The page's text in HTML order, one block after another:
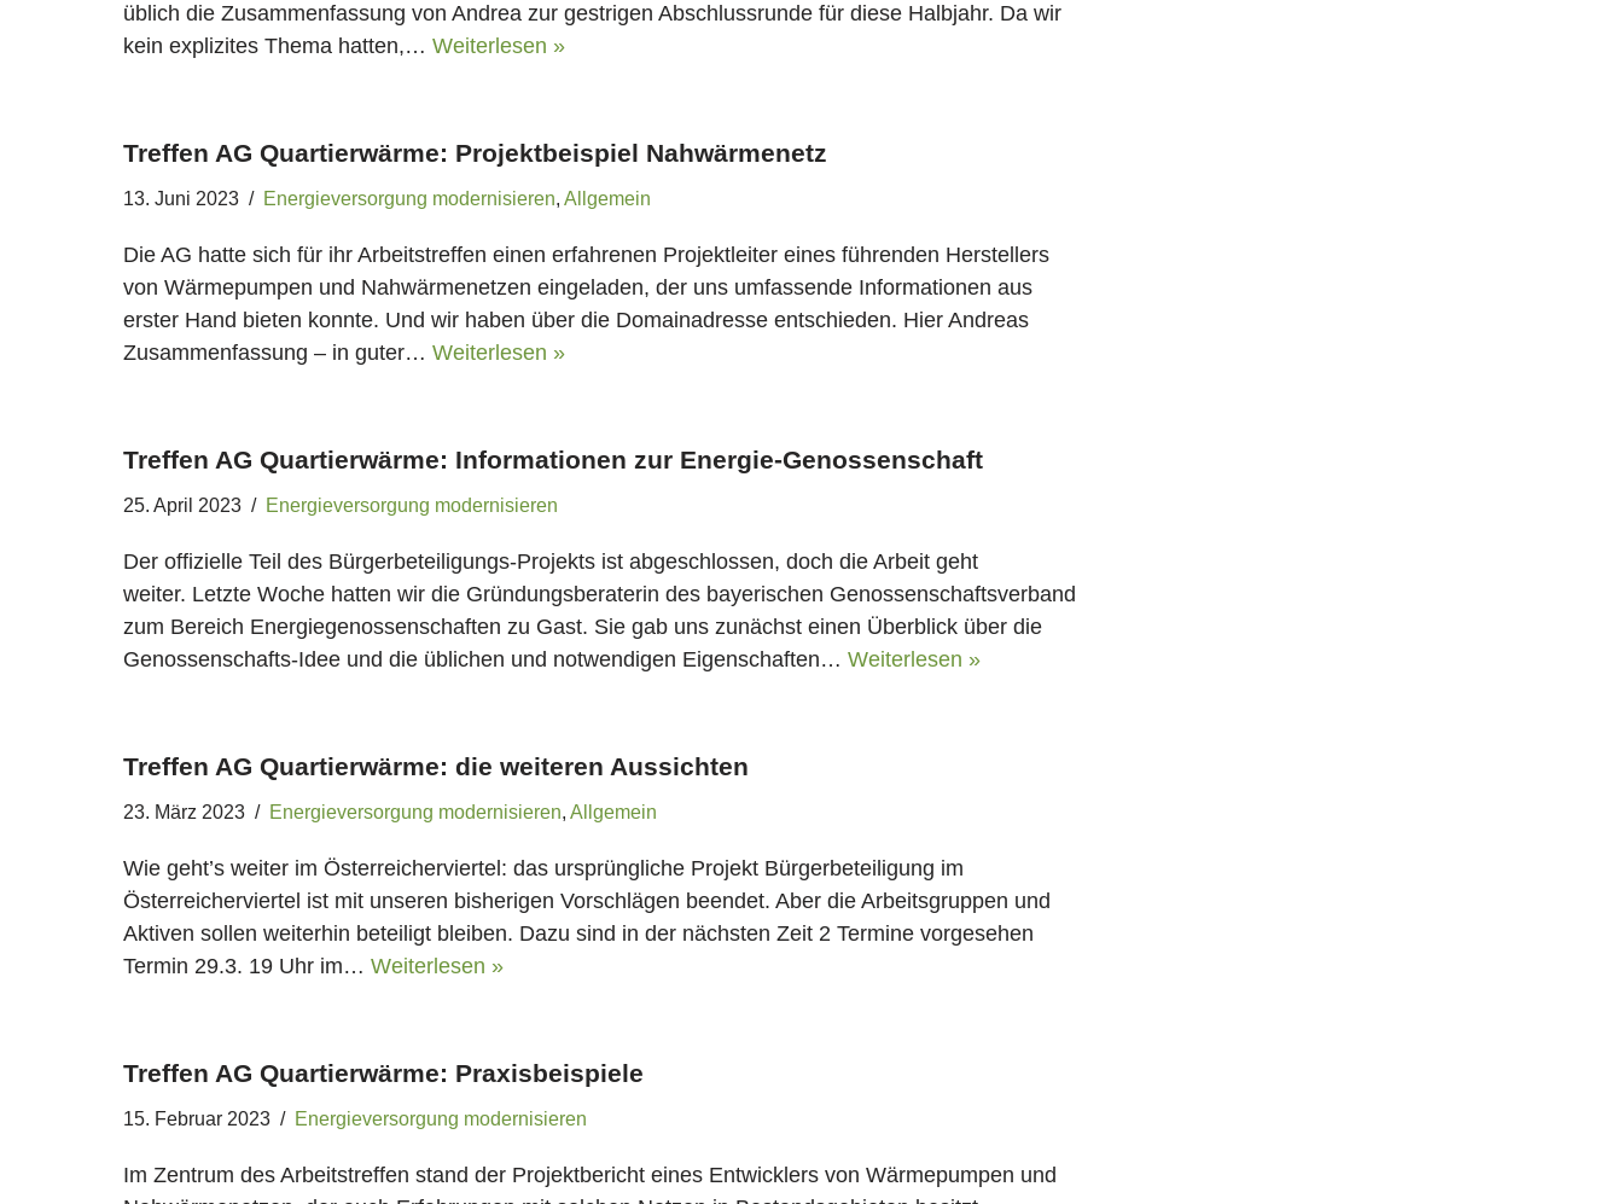
üblich die Zusammenfassung von Andrea zur gestrigen Abschlussrunde für diese Halbjahr. Da wir
kein explizites Thema hatten,… Weiterlesen »
Treffen AG Quartierwärme: Projektbeispiel Nahwärmenetz
13. Juni 2023 Energieversorgung modernisieren, Allgemein
Die AG hatte sich für ihr Arbeitstreffen einen erfahrenen Projektleiter eines führenden Herstellers
von Wärmepumpen und Nahwärmenetzen eingeladen, der uns umfassende Informationen aus
erster Hand bieten konnte. Und wir haben über die Domainadresse entschieden. Hier Andreas
Zusammenfassung – in guter… Weiterlesen »
Treffen AG Quartierwärme: Informationen zur Energie-Genossenschaft
25. April 2023 Energieversorgung modernisieren
Der offizielle Teil des Bürgerbeteiligungs-Projekts ist abgeschlossen, doch die Arbeit geht
weiter. Letzte Woche hatten wir die Gründungsberaterin des bayerischen Genossenschaftsverband
zum Bereich Energiegenossenschaften zu Gast. Sie gab uns zunächst einen Überblick über die
Genossenschafts-Idee und die üblichen und notwendigen Eigenschaften… Weiterlesen »
Treffen AG Quartierwärme: die weiteren Aussichten
23. März 2023 Energieversorgung modernisieren, Allgemein
Wie geht’s weiter im Österreicherviertel: das ursprüngliche Projekt Bürgerbeteiligung im
Österreicherviertel ist mit unseren bisherigen Vorschlägen beendet. Aber die Arbeitsgruppen und
Aktiven sollen weiterhin beteiligt bleiben. Dazu sind in der nächsten Zeit 2 Termine vorgesehen
Termin 29.3. 19 Uhr im… Weiterlesen »
Treffen AG Quartierwärme: Praxisbeispiele
15. Februar 2023 Energieversorgung modernisieren
Im Zentrum des Arbeitstreffen stand der Projektbericht eines Entwicklers von Wärmepumpen und